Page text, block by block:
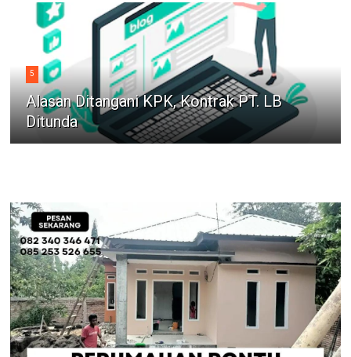
5
Alasan Ditangani KPK, Kontrak PT. LB
Ditunda